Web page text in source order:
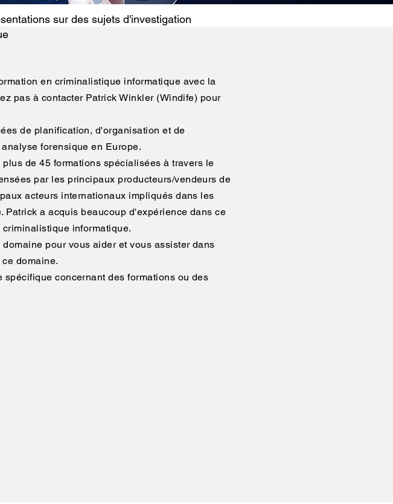
sur des sujets d'investigation
en criminalistique informatique avec la
pas à contacter Patrick Winkler (Windife) pour
de planification, d'organisation et de
forensique en Europe.
de 45 formations spécialisées à travers le
par les principaux producteurs/vendeurs de
acteurs internationaux impliqués dans les
a acquis beaucoup d'expérience dans ce
informatique.
pour vous aider et vous assister dans
domaine.
concernant des formations ou des